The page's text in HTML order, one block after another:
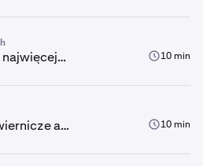
10 min
a
10 min